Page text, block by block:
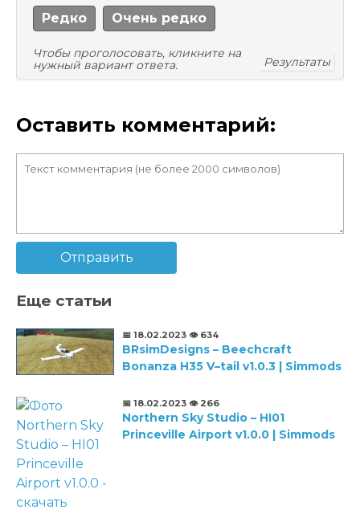
Редко Очень редко
Чтобы проголосовать, кликните на
нужный вариант ответа.
Результаты
Оставить комментарий:
Отправить
Еще статьи
📅 18.02.2023 👁️ 634
BRsimDesigns – Beechcraft
Bonanza H35 V–tail v1.0.3 | Simmods
📅 18.02.2023 👁️ 266
Northern Sky Studio – HI01
Princeville Airport v1.0.0 | Simmods